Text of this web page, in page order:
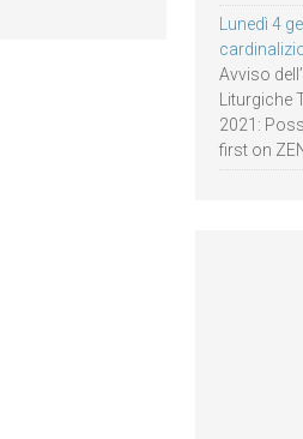
Lunedì 4
Avviso
Liturgiche
2021:
first on